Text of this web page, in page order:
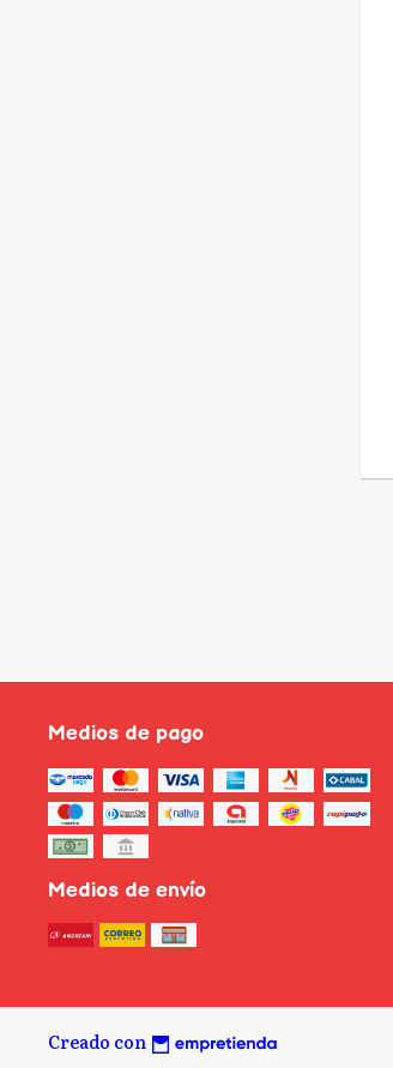
Medios de pago
Medios de envío
Creado con